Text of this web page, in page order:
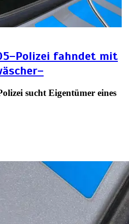
fahndet mit
sucht Eigentümer eines